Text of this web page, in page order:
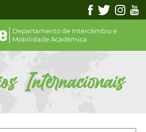
Departamento de Intercâmbio e
Mobilidade Acadêmica
Internacionais